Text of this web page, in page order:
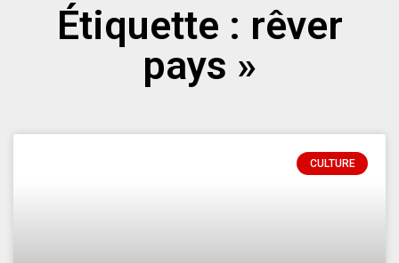
Étiquette : rêver
pays »
CULTURE